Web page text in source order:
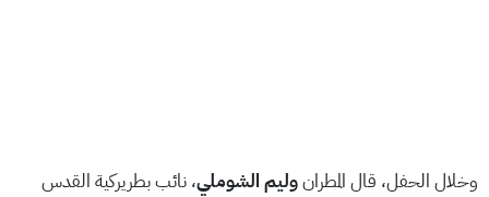
وخلال الحفل، قال المطرانوليم الشوملي، نائب بطريركية القدس